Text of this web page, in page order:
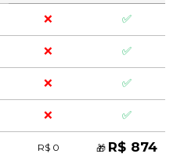
❌ ✅
❌ ✅
❌ ✅
❌ ✅
R$ 0 🎁 R$ 874